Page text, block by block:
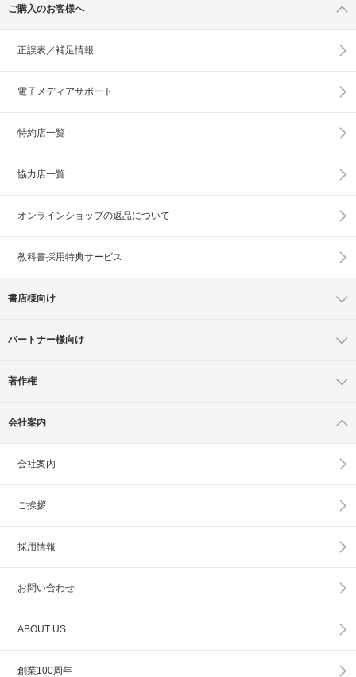
ご購入のお客様へ
正誤表／補足情報
電子メディアサポート
特約店一覧
協力店一覧
オンラインショップの返品について
教科書採用特典サービス
書店様向け
パートナー様向け
著作権
会社案内
会社案内
ご挨拶
採用情報
お問い合わせ
ABOUT US
創業100周年